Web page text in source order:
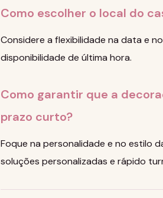
Como escolher o local do
Considere a flexibilidade na data e
disponibilidade de última hora.
Como garantir que a
prazo curto?
Foque na personalidade e no estilo
soluções personalizadas e rápido